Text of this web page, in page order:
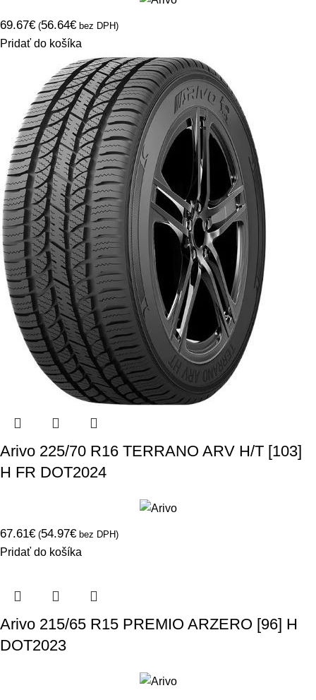
69.67€ (56.64€ bez DPH)
Pridať do košíka
Arivo 225/70 R16 TERRANO ARV H/T [103]
H FR DOT2024
67.61€ (54.97€ bez DPH)
Pridať do košíka
Arivo 215/65 R15 PREMIO ARZERO [96] H
DOT2023